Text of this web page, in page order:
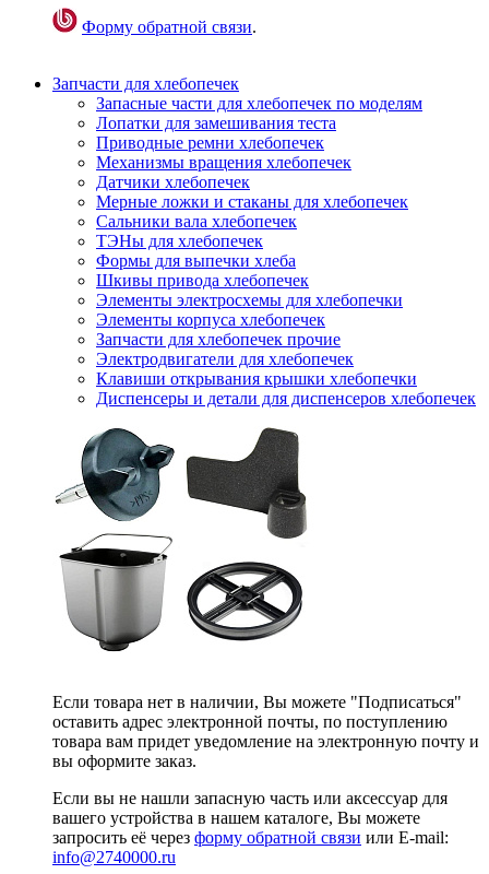
Форму обратной связи.
Запчасти для хлебопечек
Запасные части для хлебопечек по моделям
Лопатки для замешивания теста
Приводные ремни хлебопечек
Механизмы вращения хлебопечек
Датчики хлебопечек
Мерные ложки и стаканы для хлебопечек
Сальники вала хлебопечек
ТЭНы для хлебопечек
Формы для выпечки хлеба
Шкивы привода хлебопечек
Элементы электросхемы для хлебопечки
Элементы корпуса хлебопечек
Запчасти для хлебопечек прочие
Электродвигатели для хлебопечек
Клавиши открывания крышки хлебопечки
Диспенсеры и детали для диспенсеров хлебопечек
Если товара нет в наличии, Вы можете "Подписаться"
оставить адрес электронной почты, по поступлению
товара вам придет уведомление на электронную почту и
вы оформите заказ.
Если вы не нашли запасную часть или аксессуар для
вашего устройства в нашем каталоге, Вы можете
запросить её через форму обратной связи или E-mail:
info@2740000.ru